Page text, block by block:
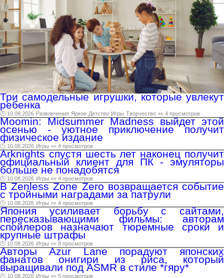
Три самодельные игрушки, которые увлекут
ребенка
🕑 10.08.2026 Развлечения Яркое Детство Игры Творчество 👀 4 просмотров
Moomin: Midsummer Madness выйдет этой
осенью - уютное приключение получит
физическое издание
🕑 10.08.2026 Игры 👀 4 просмотров
Arknights спустя шесть лет наконец получит
официальный клиент для ПК - эмуляторы
больше не понадобятся
🕑 10.08.2026 Игры 👀 4 просмотров
В Zenless Zone Zero возвращается событие
с тройными наградами за патрули
🕑 10.08.2026 Игры 👀 4 просмотров
Япония усиливает борьбу с сайтами,
пересказывающими фильмы: авторам
спойлеров назначают тюремные сроки и
крупные штрафы
🕑 10.08.2026 Игры 👀 8 просмотров
Авторы Azur Lane порадуют японских
фанатов онигири из риса, который
выращивали под ASMR в стиле *гяру*
🕑 10.08.2026 Игры 👀 5 просмотров